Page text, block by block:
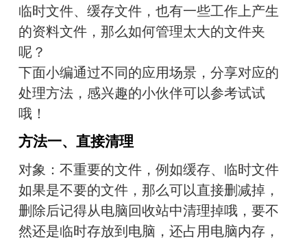
临时文件、缓存文件，也有一些工作上产生
的资料文件，那么如何管理太大的文件夹
呢？
下面小编通过不同的应用场景，分享对应的
处理方法，感兴趣的小伙伴可以参考试试
哦！
方法一、直接清理
对象：不重要的文件，例如缓存、临时文件
如果是不要的文件，那么可以直接删减掉，
删除后记得从电脑回收站中清理掉哦，要不
然还是临时存放到电脑，还占用电脑内存，